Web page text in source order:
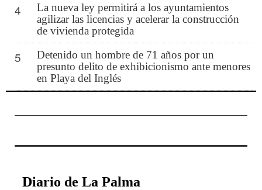
4
La nueva ley permitirá a los ayuntamientos
agilizar las licencias y acelerar la construcción
de vivienda protegida
5
Detenido un hombre de 71 años por un
presunto delito de exhibicionismo ante menores
en Playa del Inglés
Diario de La Palma